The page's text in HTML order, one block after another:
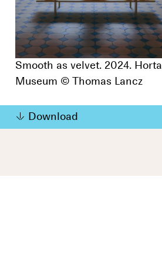
Smooth as velvet. 2024. Horta
Museum © Thomas Lancz
Download